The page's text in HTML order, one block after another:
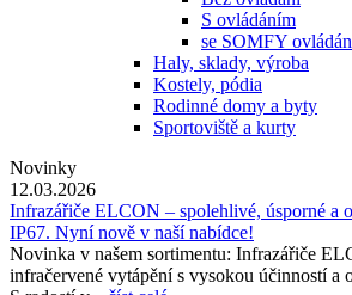
S ovládáním
se SOMFY
Haly, sklady, výroba
Kostely, pódia
Rodinné domy a byty
Sportoviště a kurty
Novinky
12.03.2026
Infrazářiče ELCON – spolehlivé, úsporné a
IP67. Nyní nově v naší nabídce!
Novinka v našem sortimentu: Infrazářiče
infračervené vytápění s vysokou účinností a